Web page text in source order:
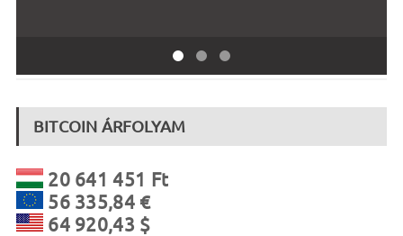
BITCOIN ÁRFOLYAM
20 641 451 Ft
56 335,84 €
64 920,43 $